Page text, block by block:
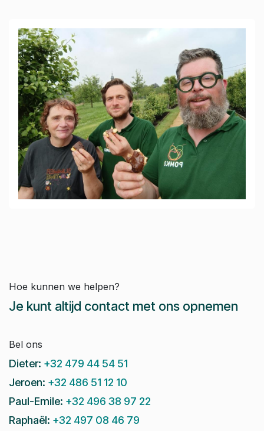
Hoe kunnen we helpen?
Je kunt altijd contact met ons opnemen
Bel ons
Dieter: +32 479 44 54 51
Jeroen: +32 486 51 12 10
Paul-Emile: +32 496 38 97 22
Raphaël: +32 497 08 46 79